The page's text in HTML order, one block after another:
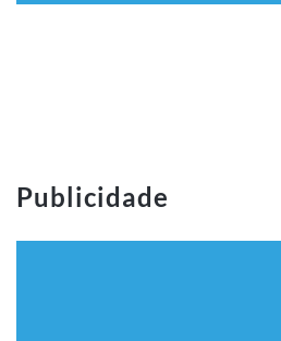
Publicidade